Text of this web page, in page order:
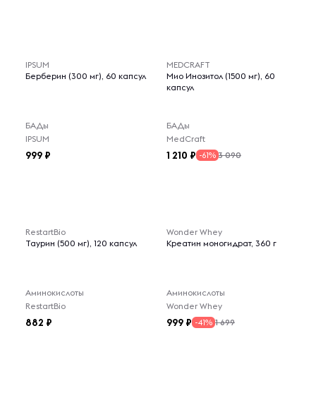
IPSUM
Берберин (300 мг), 60 капсул
БАДы
IPSUM
999
MEDCRAFT
Мио Инозитол (1500 мг), 60
капсул
БАДы
MedCraft
1 210 -61% 3 090
RestartBio
Таурин (500 мг), 120 капсул
Аминокислоты
RestartBio
882
Wonder Whey
Креатин моногидрат, 360 г
Аминокислоты
Wonder Whey
999 -41% 1 699